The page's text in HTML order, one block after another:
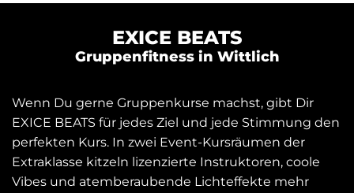
EXICE BEATS
Gruppenfitness in Wittlich
Wenn Du gerne Gruppenkurse machst, gibt Dir
EXICE BEATS für jedes Ziel und jede Stimmung den
perfekten Kurs. In zwei Event-Kursräumen der
Extraklasse kitzeln lizenzierte Instruktoren, coole
Vibes und atemberaubende Lichteffekte mehr